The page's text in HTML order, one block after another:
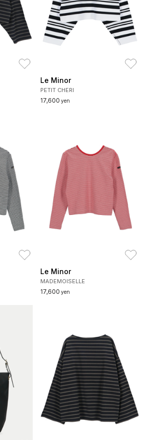
Le Minor
PETIT CHERI
17,600 yen
Le Minor
MADEMOISELLE
17,600 yen